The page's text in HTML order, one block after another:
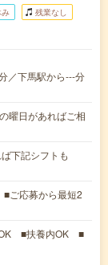
み 残業なし
／下馬駅から---分
曜日があればご相
下記シフトも
ご応募から最短2
OK ■扶養内OK ■